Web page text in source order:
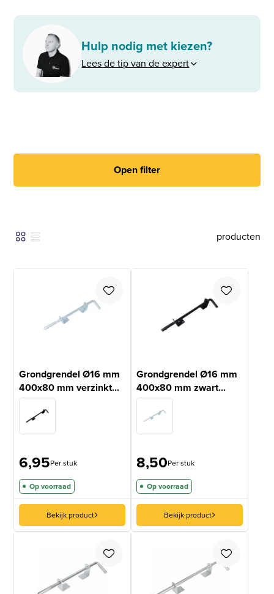
Hulp nodig met kiezen?
Lees de tip van de expert
Open filter
producten
Grondgrendel Ø16 mm
400x80 mm verzinkt...
6,95Per stuk
Op voorraad
Bekijk product
Grondgrendel Ø16 mm
400x80 mm zwart...
8,50Per stuk
Op voorraad
Bekijk product